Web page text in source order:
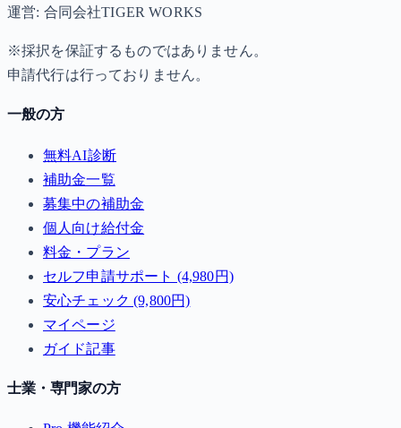
運営: 合同会社TIGER WORKS
※採択を保証するものではありません。
申請代行は行っておりません。
一般の方
無料AI診断
補助金一覧
募集中の補助金
個人向け給付金
料金・プラン
セルフ申請サポート (4,980円)
安心チェック (9,800円)
マイページ
ガイド記事
士業・専門家の方